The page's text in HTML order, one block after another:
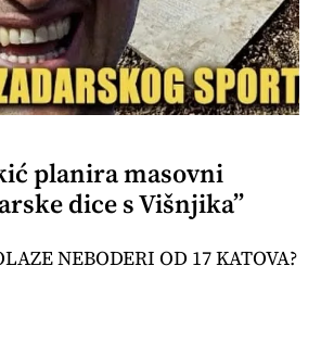
planira masovni
dice s Višnjika”
NEBODERI OD 17 KATOVA?